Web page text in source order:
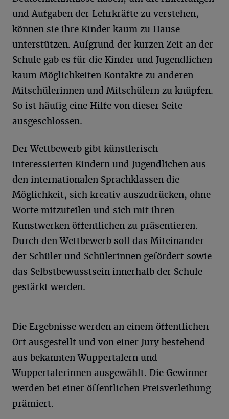
und Aufgaben der Lehrkräfte zu verstehen,
können sie ihre Kinder kaum zu Hause
unterstützen. Aufgrund der kurzen Zeit an der
Schule gab es für die Kinder und Jugendlichen
kaum Möglichkeiten Kontakte zu anderen
Mitschülerinnen und Mitschülern zu knüpfen.
So ist häufig eine Hilfe von dieser Seite
ausgeschlossen.
Der Wettbewerb gibt künstlerisch
interessierten Kindern und Jugendlichen aus
den internationalen Sprachklassen die
Möglichkeit, sich kreativ auszudrücken, ohne
Worte mitzuteilen und sich mit ihren
Kunstwerken öffentlichen zu präsentieren.
Durch den Wettbewerb soll das Miteinander
der Schüler und Schülerinnen gefördert sowie
das Selbstbewusstsein innerhalb der Schule
gestärkt werden.
Die Ergebnisse werden an einem öffentlichen
Ort ausgestellt und von einer Jury bestehend
aus bekannten Wuppertalern und
Wuppertalerinnen ausgewählt. Die Gewinner
werden bei einer öffentlichen Preisverleihung
prämiert.